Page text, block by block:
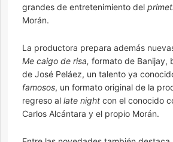
grandes de entretenimiento del
Morán.
La productora prepara además
Me caigo de risa, formato de Banijay,
de José Peláez, un talento ya
famosos, un formato original de la
regreso al late night con el conocido
Carlos Alcántara y el propio Morán.